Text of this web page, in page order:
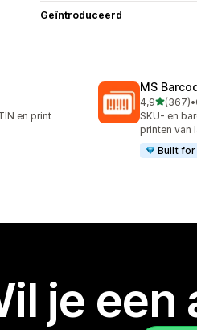
Geïntroduceerd
en print
MS
4,9van 5
(367)
367 •
SKU- en
printen van
Built
je een